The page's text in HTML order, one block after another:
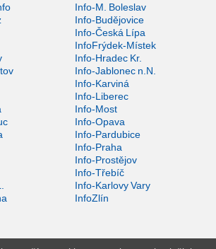
Info-M. Boleslav
Info-Budějovice
Info-Česká Lípa
InfoFrýdek-Místek
Info-Hradec Kr.
Info-Jablonec n.N.
Info-Karviná
Info-Liberec
Info-Most
Info-Opava
Info-Pardubice
Info-Praha
Info-Prostějov
Info-Třebíč
Info-Karlovy Vary
InfoZlín